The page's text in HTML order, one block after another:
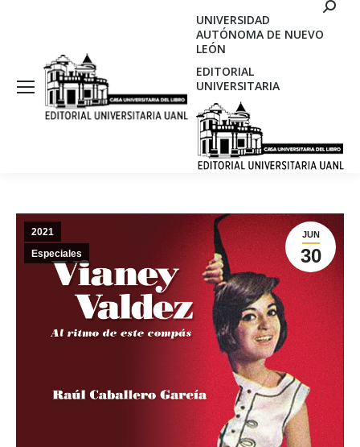
UNIVERSIDAD
AUTÓNOMA DE NUEVO
LEÓN
EDITORIAL
UNIVERSITARIA
JUN
30
2021
Especiales